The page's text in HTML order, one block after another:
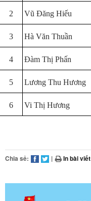
2 Vũ Đăng Hiếu
3 Hà Văn Thuần
4 Đàm Thị Phấn
5 Lương Thu Hương
6 Vi Thị Hương
Chia sẻ: | In bài viết